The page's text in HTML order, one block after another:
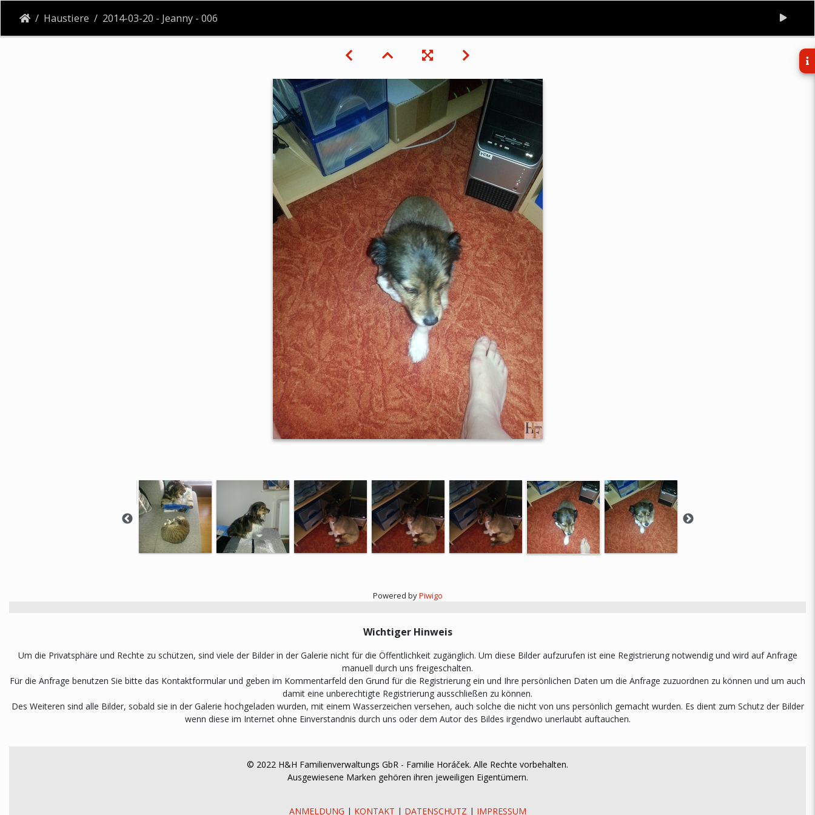
Haustiere 2014-03-20 - Jeanny - 006
Powered byPiwigo
Wichtiger Hinweis
Um die Privatsphäre und Rechte zu schützen, sind viele der Bilder in der Galerie nicht für die Öffentlichkeit zugänglich. Um diese Bilder aufzurufen ist eine Registrierung notwendig und wird auf Anfrage
manuell durch uns freigeschalten.
Für die Anfrage benutzen Sie bitte das Kontaktformular und geben im Kommentarfeld den Grund für die Registrierung ein und Ihre persönlichen Daten um die Anfrage zuzuordnen zu können und um auch
damit eine unberechtigte Registrierung ausschließen zu können.
Des Weiteren sind alle Bilder, sobald sie in der Galerie hochgeladen wurden, mit einem Wasserzeichen versehen, auch solche die nicht von uns persönlich gemacht wurden. Es dient zum Schutz der Bilder
wenn diese im Internet ohne Einverstandnis durch uns oder dem Autor des Bildes irgendwo unerlaubt auftauchen.
© 2022 H&H Familienverwaltungs GbR - Familie Horáček. Alle Rechte vorbehalten.
Ausgewiesene Marken gehören ihren jeweiligen Eigentümern.
ANMELDUNG | KONTAKT | DATENSCHUTZ | IMPRESSUM